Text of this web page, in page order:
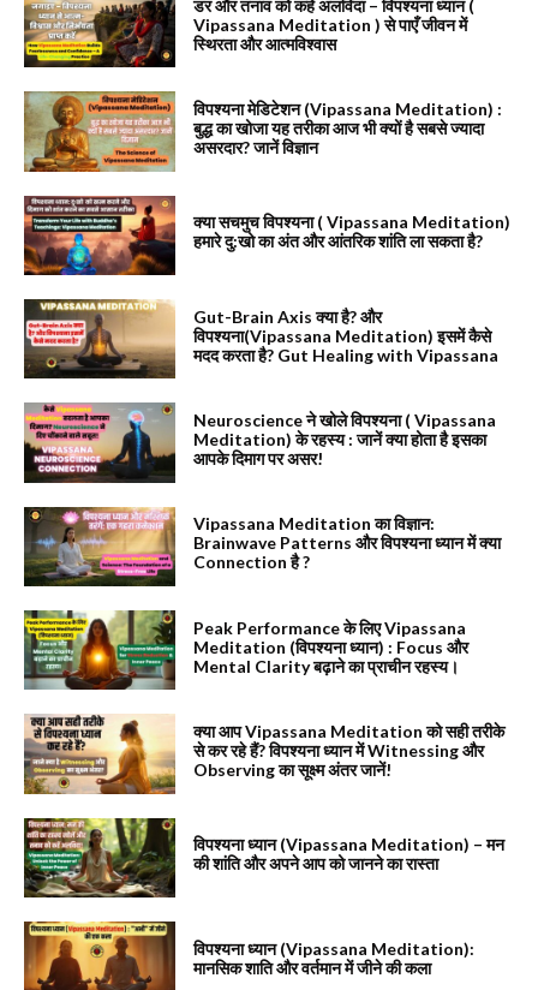
डर और तनाव को कहें अलविदा – विपश्यना ध्यान (
Vipassana Meditation ) से पाएँ जीवन में
स्थिरता और आत्मविश्वास
विपश्यना मेडिटेशन (Vipassana Meditation) :
बुद्ध का खोजा यह तरीका आज भी क्यों है सबसे ज्यादा
असरदार? जानें विज्ञान
क्या सचमुच विपश्यना ( Vipassana Meditation)
हमारे दु:खो का अंत और आंतरिक शांति ला सकता है?
Gut-Brain Axis क्या है? और
विपश्यना(Vipassana Meditation) इसमें कैसे
मदद करता है? Gut Healing with Vipassana
Neuroscience ने खोले विपश्यना ( Vipassana
Meditation) के रहस्य : जानें क्या होता है इसका
आपके दिमाग पर असर!
Vipassana Meditation का विज्ञान:
Brainwave Patterns और विपश्यना ध्यान में क्या
Connection है ?
Peak Performance के लिए Vipassana
Meditation (विपश्यना ध्यान) : Focus और
Mental Clarity बढ़ाने का प्राचीन रहस्य।
क्या आप Vipassana Meditation को सही तरीके
से कर रहे हैं? विपश्यना ध्यान में Witnessing और
Observing का सूक्ष्म अंतर जानें!
विपश्यना ध्यान (Vipassana Meditation) – मन
की शांति और अपने आप को जानने का रास्ता
विपश्यना ध्यान (Vipassana Meditation):
मानसिक शाति और वर्तमान में जीने की कला